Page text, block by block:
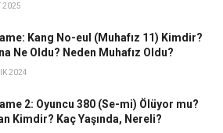
2025
Kang No-eul (Muhafız 11) Kimdir?
Ne Oldu? Neden Muhafız Oldu?
2024
2: Oyuncu 380 (Se-mi) Ölüyor mu?
Kimdir? Kaç Yaşında, Nereli?